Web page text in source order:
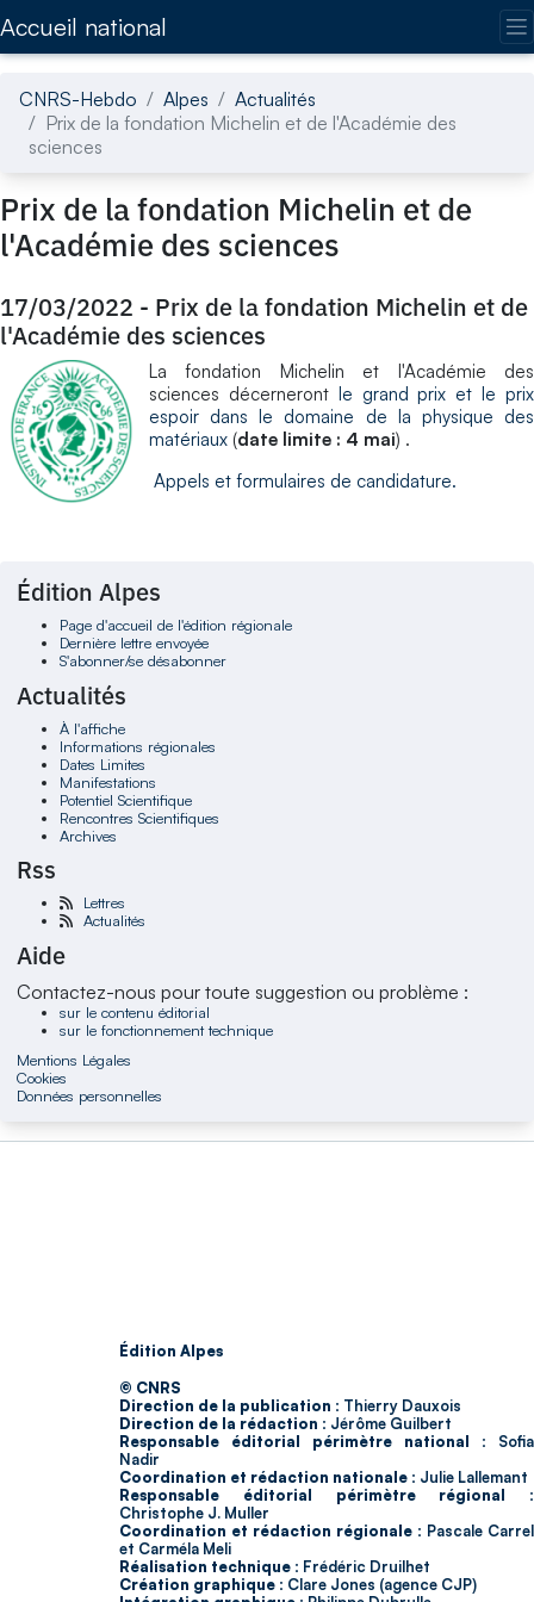
Accueil national
CNRS-Hebdo Alpes
Actualités
Prix de la fondation Michelin et de l'Académie des
sciences
Prix de la fondation Michelin et de
l'Académie des sciences
17/03/2022 - Prix de la fondation Michelin et de
l'Académie des sciences
​La fondation Michelin et l'Académie des
sciences décerneront le grand prix et le prix
espoir dans le domaine de la physique des
matériaux (date limite : 4 mai) .
Appels et formulaires de candidature.
Édition Alpes
Page d'accueil de l'édition régionale
Dernière lettre envoyée
S'abonner/se désabonner
Actualités
À l'affiche
Informations régionales
Dates Limites
Manifestations
Potentiel Scientifique
Rencontres Scientifiques
Archives
Rss
Lettres
Actualités
Aide
Contactez-nous pour toute suggestion ou problème :
sur le contenu éditorial
sur le fonctionnement technique
Mentions Légales
Cookies
Données personnelles
Édition Alpes
© CNRS
Direction de la publication : Thierry Dauxois
Direction de la rédaction : Jérôme Guilbert
Responsable éditorial périmètre national : Sofia
Nadir
Coordination et rédaction nationale : Julie Lallemant
Responsable éditorial périmètre régional :
Christophe J. Muller
Coordination et rédaction régionale : Pascale Carrel
et Carméla Meli
Réalisation technique : Frédéric Druilhet
Création graphique : Clare Jones (agence CJP)